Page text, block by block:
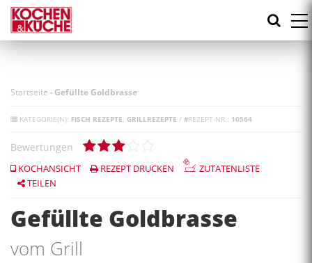
Direkt
zum
Inhalt
Startseite -Gefüllte Goldbrasse
KATEGORIE(N): FISCH REZEPTE GRILLREZEPTE / #REZEPT-NR.: 10564
Bewertungen
KOCHANSICHT REZEPT DRUCKEN
ZUTATENLISTE
TEILEN
Gefüllte Goldbrasse
vom Grill